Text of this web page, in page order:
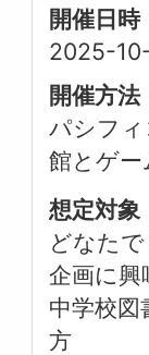
開催日時
2025-
開催方法
パシフィ
館とゲー
想定対象
どなた
企画に興
中学校図
方